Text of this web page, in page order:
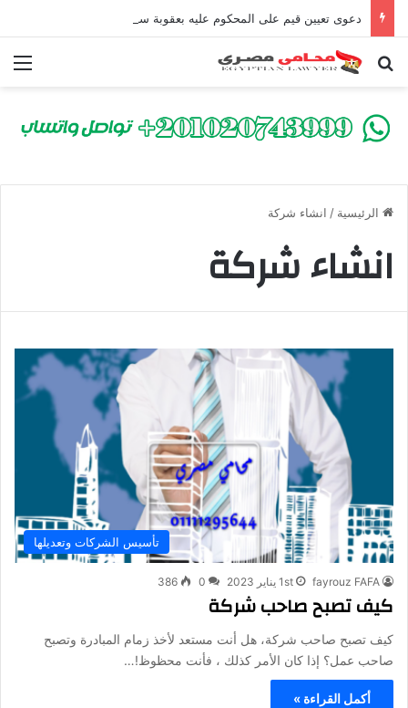
بحث عن
الرئيسية / انشاء شركة
انشاء شركة
تأسيس الشركات وتعديلها
fayrouz FAFA 1st يناير 2023 0
386
كيف تصبح صاحب شركة
كيف تصبح صاحب شركة، هل أنت مستعد لأخذ زمام المبادرة وتصبح
صاحب عمل؟ إذا كان الأمر كذلك ، فأنت محظوظ!…
أكمل القراءة »